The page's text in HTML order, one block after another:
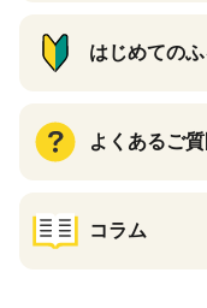
はじめての
よくあるご質
コラム